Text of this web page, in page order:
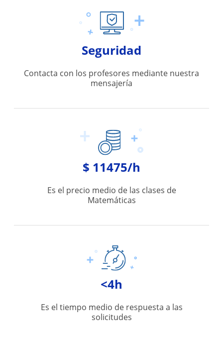
Seguridad
Contacta con los profesores mediante nuestra
mensajería
$ 11475/h
Es el precio medio de las clases de
Matemáticas
<4h
Es el tiempo medio de respuesta a las
solicitudes